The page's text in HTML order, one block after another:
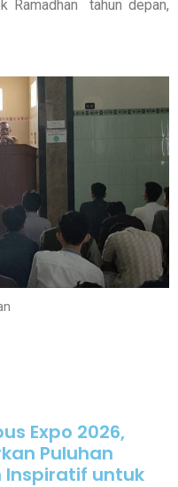
Ramadhan tahun depan,
Expo 2026,
Puluhan
Inspiratif untuk